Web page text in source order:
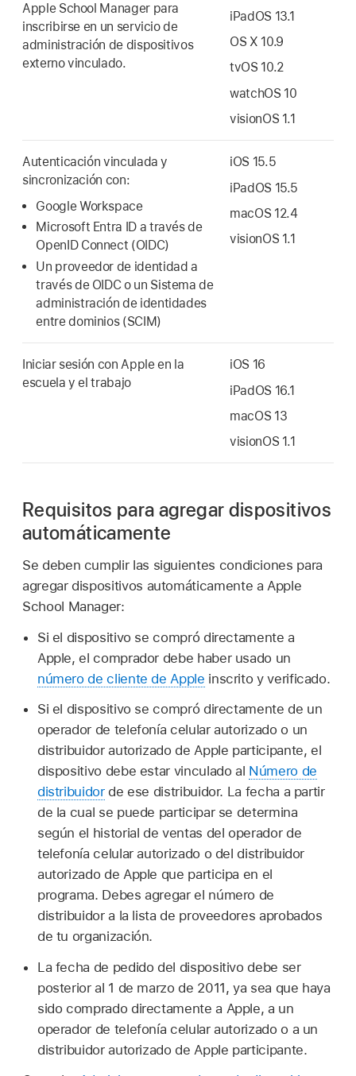
Apple School Manager para
inscribirse en un servicio de
administración de dispositivos
externo vinculado.
iPadOS 13.1
OS X 10.9
tvOS 10.2
watchOS 10
visionOS 1.1
Autenticación vinculada y
sincronización con:
Google Workspace
Microsoft Entra ID a través de
OpenID Connect (OIDC)
Un proveedor de identidad a
través de OIDC o un Sistema de
administración de identidades
entre dominios (SCIM)
iOS 15.5
iPadOS 15.5
macOS 12.4
visionOS 1.1
Iniciar sesión con Apple en la
escuela y el trabajo
iOS 16
iPadOS 16.1
macOS 13
visionOS 1.1
Requisitos para agregar dispositivos
automáticamente
Se deben cumplir las siguientes condiciones para
agregar dispositivos automáticamente a Apple
School Manager:
Si el dispositivo se compró directamente a
Apple, el comprador debe haber usado un
número de cliente de Apple inscrito y verificado.
Si el dispositivo se compró directamente de un
operador de telefonía celular autorizado o un
distribuidor autorizado de Apple participante, el
dispositivo debe estar vinculado al Número de
distribuidorde ese distribuidor. La fecha a partir
de la cual se puede participar se determina
según el historial de ventas del operador de
telefonía celular autorizado o del distribuidor
autorizado de Apple que participa en el
programa. Debes agregar el número de
distribuidor a la lista de proveedores aprobados
de tu organización.
La fecha de pedido del dispositivo debe ser
posterior al 1 de marzo de 2011, ya sea que haya
sido comprado directamente a Apple, a un
operador de telefonía celular autorizado o a un
distribuidor autorizado de Apple participante.